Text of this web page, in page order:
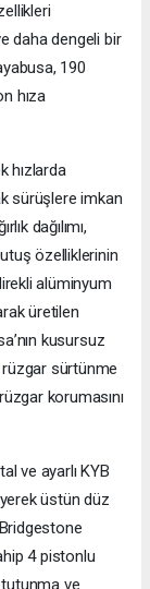
daha dengeli bir
190
hıza
hızlarda
sürüşlere imkan
dağılımı,
özelliklerinin
alüminyum
üretilen
kusursuz
sürtünme
korumasını
ve ayarlı KYB
üstün düz
4 pistonlu